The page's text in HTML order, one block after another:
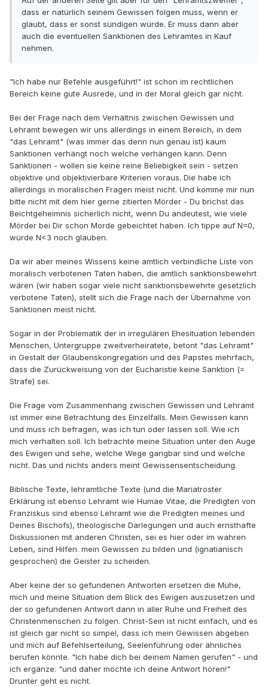
dass er natürlich seinem Gewissen folgen muss, wenn er
glaubt, dass er sonst sündigen würde. Er muss dann aber
auch die eventuellen Sanktionen des Lehramtes in Kauf
nehmen.
"Ich habe nur Befehle ausgeführt!" ist schon im rechtlichen
Bereich keine gute Ausrede, und in der Moral gleich gar nicht.
Bei der Frage nach dem Verhältnis zwischen Gewissen und
Lehramt bewegen wir uns allerdings in einem Bereich, in dem
"das Lehramt" (was immer das denn nun genau ist) kaum
Sanktionen verhängt noch welche verhängen kann. Denn
Sanktionen - wollen sie keine reine Beliebigkeit sein - setzen
objektive und objektivierbare Kriterien voraus. Die habe ich
allerdings in moralischen Fragen meist nicht. Und komme mir nun
bitte nicht mit dem hier gerne zitierten Mörder - Du brichst das
Beichtgeheimnis sicherlich nicht, wenn Du andeutest, wie viele
Mörder bei Dir schon Morde gebeichtet haben. Ich tippe auf N=0,
würde N<3 noch glauben.
Da wir aber meines Wissens keine amtlich verbindliche Liste von
moralisch verbotenen Taten haben, die amtlich sanktionsbewehrt
wären (wir haben sogar viele nicht sanktionsbewehrte gesetzlich
verbotene Taten), stellt sich die Frage nach der Übernahme von
Sanktionen meist nicht.
Sogar in der Problematik der in irregulären Ehesituation lebenden
Menschen, Untergruppe zweitverheiratete, betont "das Lehramt"
in Gestalt der Glaubenskongregation und des Papstes mehrfach,
dass die Zurückweisung von der Eucharistie keine Sanktion (=
Strafe) sei.
Die Frage vom Zusammenhang zwischen Gewissen und Lehramt
ist immer eine Betrachtung des Einzelfalls. Mein Gewissen kann
und muss ich befragen, was ich tun oder lassen soll. Wie ich
mich verhalten soll. Ich betrachte meine Situation unter den Auge
des Ewigen und sehe, welche Wege gangbar sind und welche
nicht. Das und nichts anders meint Gewissensentscheidung.
Biblische Texte, lehramtliche Texte (und die Mariatroster
Erklärung ist ebenso Lehramt wie Humae Vitae, die Predigten von
Franziskus sind ebenso Lehramt wie die Predigten meines und
Deines Bischofs), theologische Darlegungen und auch ernsthafte
Diskussionen mit anderen Christen, sei es hier oder im wahren
Leben, sind Hilfen. mein Gewissen zu bilden und (ignatianisch
gesprochen) die Geister zu scheiden.
Aber keine der so gefundenen Antworten ersetzen die Mühe,
mich und meine Situation dem Blick des Ewigen auszusetzen und
der so gefundenen Antwort dann in aller Ruhe und Freiheit des
Christenmenschen zu folgen. Christ-Sein ist nicht einfach, und es
ist gleich gar nicht so simpel, dass ich mein Gewissen abgeben
und mich auf Befehlserteilung, Seelenführung oder ähnliches
berufen könnte. "Ich habe dich bei deinem Namen gerufen" - und
ich ergänze: "und daher möchte ich deine Antwort hören!"
Drunter geht es nicht.